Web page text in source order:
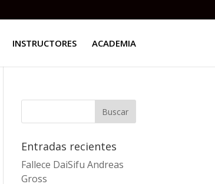
INSTRUCTORES ACADEMIA
Entradas recientes
Fallece DaiSifu Andreas
Gross